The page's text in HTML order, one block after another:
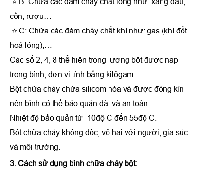
⭐ B: Chữa các đám cháy chất lỏng như: xăng dầu,
cồn, rượu…
⭐ C: Chữa các đám cháy chất khí như: gas (khí đốt
hoá lỏng),…
Các số 2, 4, 8 thể hiện trọng lượng bột được nạp
trong bình, đơn vị tính bằng kilôgam.
Bột chữa cháy chứa silicom hóa và được đóng kín
nên bình có thể bảo quản dài và an toàn.
Nhiệt độ bảo quản từ -10độ C đến 55độ C.
Bột chữa cháy không độc, vô hại với người, gia súc
và môi trường.
3. Cách sử dụng bình chữa cháy bột: